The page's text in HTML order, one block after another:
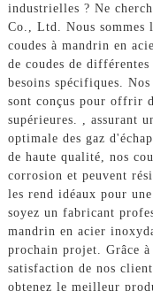
industrielles ? Ne
Co., Ltd. Nous sommes
coudes à mandrin en
de coudes de
besoins spécifiques.
sont conçus pour offrir
supérieures. , assurant
optimale des gaz
de haute qualité, nos
corrosion et peuvent
les rend idéaux pour
soyez un fabricant
mandrin en acier
prochain projet. Grâce
satisfaction de nos
obtenez le meilleur